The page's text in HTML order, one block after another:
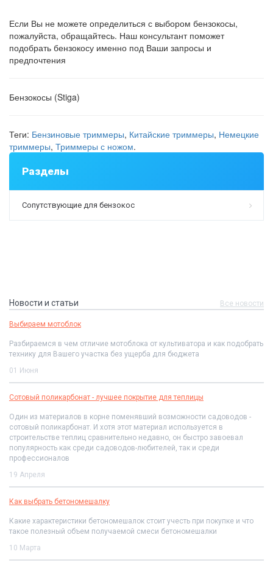
Если Вы не можете определиться с выбором бензокосы,
пожалуйста, обращайтесь. Наш консультант поможет
подобрать бензокосу именно под Ваши запросы и
предпочтения
Бензокосы (Stiga)
Теги: Бензиновые триммеры, Китайские триммеры, Немецкие
триммеры, Триммеры с ножом.
Разделы
Сопутствующие для бензокос
Новости и статьи Все новости
Выбираем мотоблок
Разбираемся в чем отличие мотоблока от культиватора и как подобрать
технику для Вашего участка без ущерба для бюджета
01 Июня
Сотовый поликарбонат - лучшее покрытие для теплицы
Один из материалов в корне поменявший возможности садоводов -
сотовый поликарбонат. И хотя этот материал используется в
строительстве теплиц сравнительно недавно, он быстро завоевал
популярность как среди садоводов-любителей, так и среди
профессионалов
19 Апреля
Как выбрать бетономешалку
Какие характеристики бетономешалок стоит учесть при покупке и что
такое полезный объем получаемой смеси бетономешалки
10 Марта